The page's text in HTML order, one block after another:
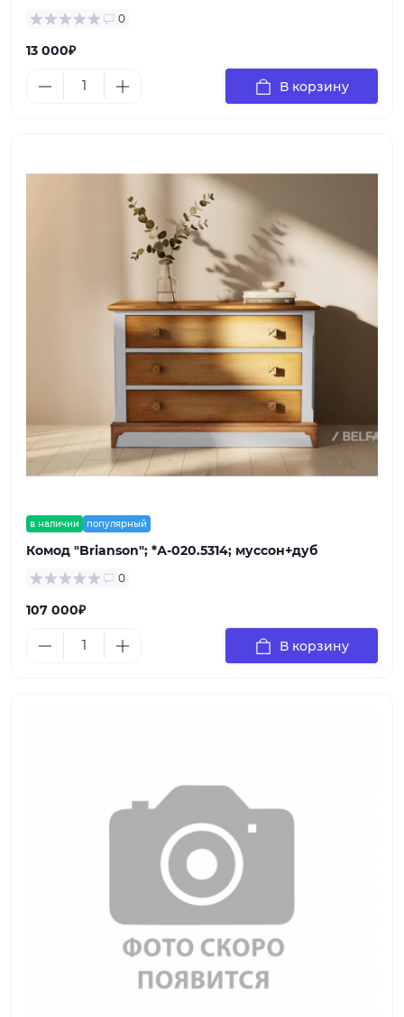
0
13 000₽
В корзину
в наличии популярный
Комод "Brianson"; *А-020.5314; муссон+дуб
0
107 000₽
В корзину